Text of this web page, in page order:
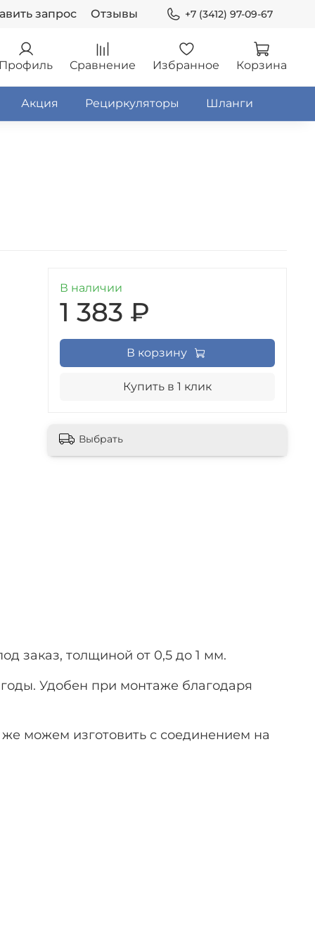
запрос Отзывы +7 (3412) 97-09-67
Профиль Сравнение Избранное Корзина
Акция Рециркуляторы Шланги
В наличии
1 383 ₽
В корзину
Купить в 1 клик
Выбрать
заказ, толщиной от 0,5 до 1 мм.
Удобен при монтаже благодаря
же можем изготовить с соединением на